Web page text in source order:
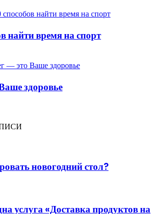
найти время на спорт
здоровье
новогодний стол?
услуга «Доставка продуктов на